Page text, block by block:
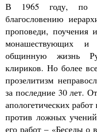
В 1965 году, по
благословению
проповеди, поучения
монашествующих
общинную жизнь
клириков. Но более
прозелитизм
за последние 30 лет.
апологетических
против ложных
его работ – «Беседы о